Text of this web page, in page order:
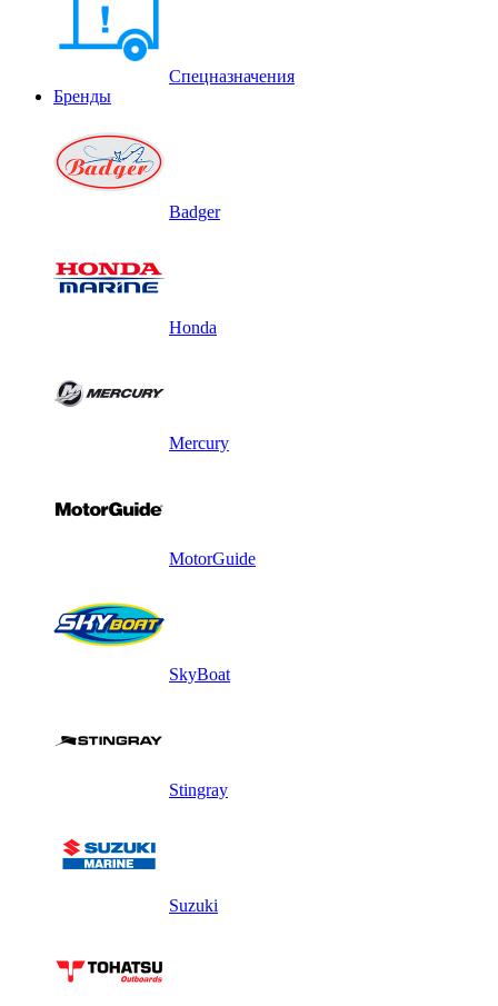
Спецназначения
Бренды
Badger
Honda
Mercury
MotorGuide
SkyBoat
Stingray
Suzuki